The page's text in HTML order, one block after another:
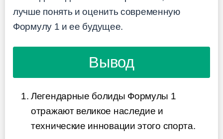
лучше понять и оценить современную
Формулу 1 и ее будущее.
Вывод
Легендарные болиды Формулы 1
отражают великое наследие и
технические инновации этого спорта.